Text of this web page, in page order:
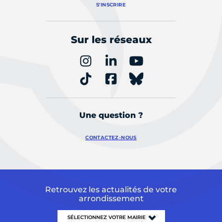
S'INSCRIRE
Sur les réseaux
Une question ?
CONTACTEZ-NOUS
Retrouvez les actualités de votre
arrondissement